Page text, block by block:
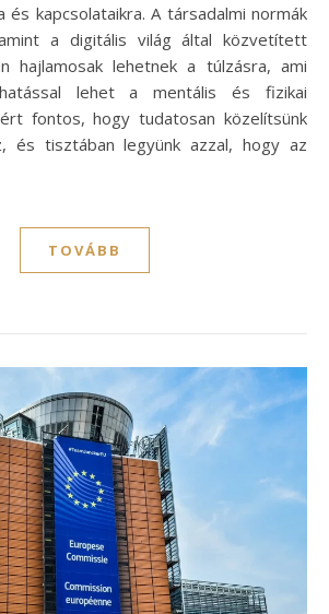
és kapcsolataikra. A társadalmi normák
a digitális világ által közvetített
hajlamosak lehetnek a túlzásra, ami
lehet a mentális és fizikai
fontos, hogy tudatosan közelítsünk
és tisztában legyünk azzal, hogy az
TOVÁBB